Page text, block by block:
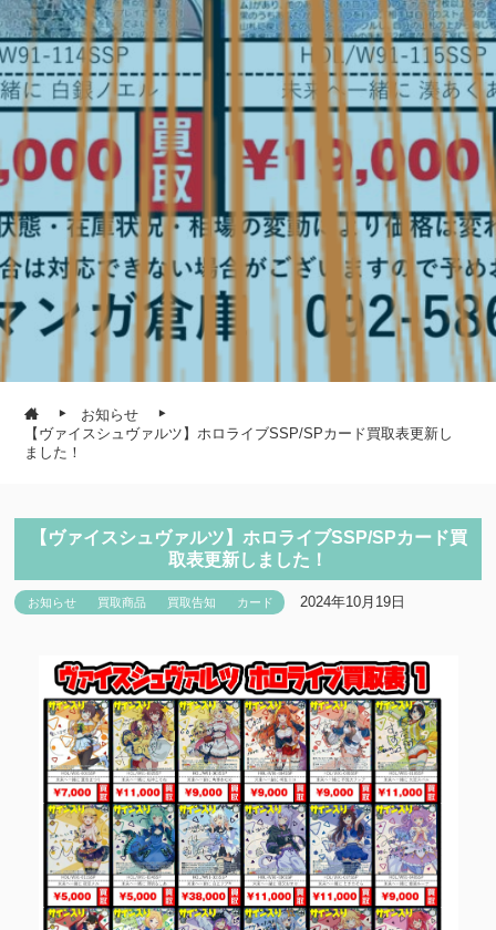
お知らせ
【ヴァイスシュヴァルツ】ホロライブSSP/SPカード買取表更新し
ました！
【ヴァイスシュヴァルツ】ホロライブSSP/SPカード買
取表更新しました！
お知らせ 買取商品 買取告知 カード 2024年10月19日